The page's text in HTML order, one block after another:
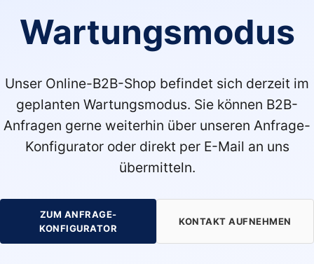
Wartungsmodus
Unser Online-B2B-Shop befindet sich derzeit im
geplanten Wartungsmodus. Sie können B2B-
Anfragen gerne weiterhin über unseren Anfrage-
Konfigurator oder direkt per E-Mail an uns
übermitteln.
ZUM ANFRAGE-
KONFIGURATOR
KONTAKT AUFNEHMEN